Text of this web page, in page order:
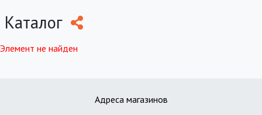
Каталог
Элемент не найден
Адреса магазинов